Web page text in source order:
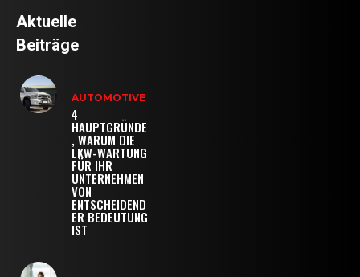
Aktuelle
Beiträge
AUTOMOTIVE
4
HAUPTGRÜNDE
, WARUM DIE
LKW-WARTUNG
FÜR IHR
UNTERNEHMEN
VON
ENTSCHEIDEND
ER BEDEUTUNG
IST